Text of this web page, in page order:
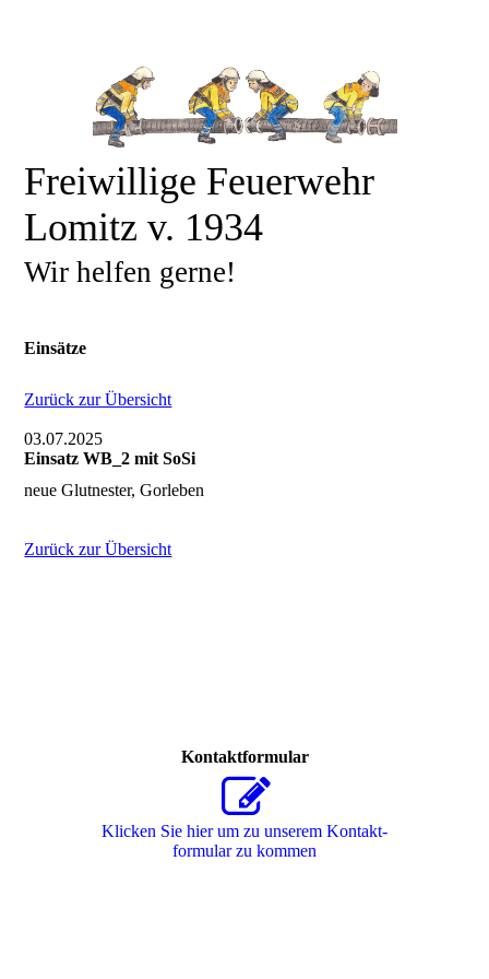
Freiwillige Feuerwehr
Lomitz v. 1934
Wir helfen gerne!
Einsätze
Zurück zur Übersicht
03.07.2025
Einsatz WB_2 mit SoSi
neue Glutnester, Gorleben
Zurück zur Übersicht
Kontaktformular
Klicken Sie hier um zu unserem Kon­takt­
for­mu­lar zu kommen